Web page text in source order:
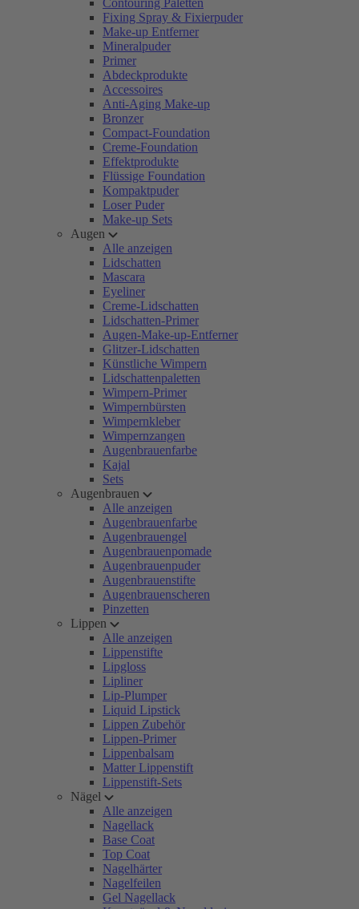
Contouring Paletten
Fixing Spray & Fixierpuder
Make-up Entferner
Mineralpuder
Primer
Abdeckprodukte
Accessoires
Anti-Aging Make-up
Bronzer
Compact-Foundation
Creme-Foundation
Effektprodukte
Flüssige Foundation
Kompaktpuder
Loser Puder
Make-up Sets
Augen
Alle anzeigen
Lidschatten
Mascara
Eyeliner
Creme-Lidschatten
Lidschatten-Primer
Augen-Make-up-Entferner
Glitzer-Lidschatten
Künstliche Wimpern
Lidschattenpaletten
Wimpern-Primer
Wimpernbürsten
Wimpernkleber
Wimpernzangen
Augenbrauenfarbe
Kajal
Sets
Augenbrauen
Alle anzeigen
Augenbrauenfarbe
Augenbrauengel
Augenbrauenpomade
Augenbrauenpuder
Augenbrauenstifte
Augenbrauenscheren
Pinzetten
Lippen
Alle anzeigen
Lippenstifte
Lipgloss
Lipliner
Lip-Plumper
Liquid Lipstick
Lippen Zubehör
Lippen-Primer
Lippenbalsam
Matter Lippenstift
Lippenstift-Sets
Nägel
Alle anzeigen
Nagellack
Base Coat
Top Coat
Nagelhärter
Nagelfeilen
Gel Nagellack